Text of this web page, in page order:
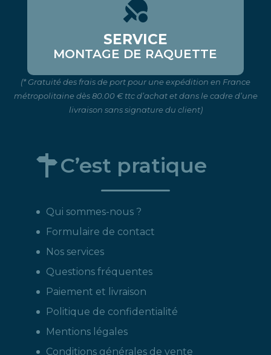
SERVICE
MONTAGE DE RAQUETTE
(* Gratuité des frais de port pour une expédition en France
métropolitaine dès 80.00 € ttc d’achat et dans le cadre d’une
livraison sans signature du client)
C’est pratique
Qui sommes-nous ?
Formulaire de contact
Nos services
Questions fréquentes
Paiement et livraison
Politique de confidentialité
Mentions légales
Conditions générales de vente